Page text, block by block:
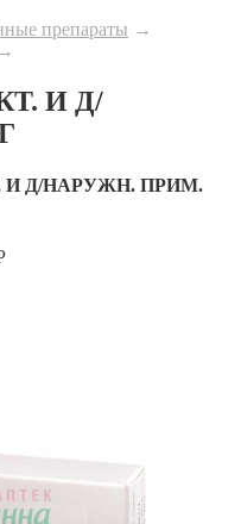
препараты →
→
И Д/
И Д/НАРУЖН. ПРИМ.